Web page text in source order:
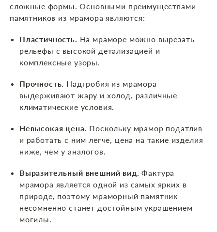
сложные формы. Основными преимуществами
памятников из мрамора являются:
Пластичность. На мраморе можно вырезать
рельефы с высокой детализацией и
комплексные узоры.
Прочность. Надгробия из мрамора
выдерживают жару и холод, различные
климатические условия.
Невысокая цена. Поскольку мрамор податлив
и работать с ним легче, цена на такие изделия
ниже, чем у аналогов.
Выразительный внешний вид. Фактура
мрамора является одной из самых ярких в
природе, поэтому мраморный памятник
несомненно станет достойным украшением
могилы.